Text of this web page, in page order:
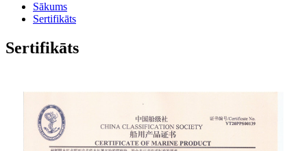
Sākums
Sertifikāts
Sertifikāts